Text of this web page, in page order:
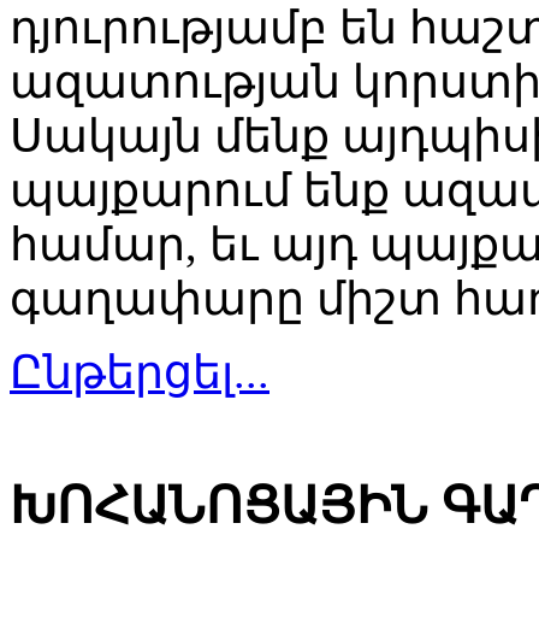
դյուրությամբ են
ազատության
Սակայն մենք
պայքարում ենք
համար, եւ այդ
գաղափարը միշտ
Ընթերցել...
ԽՈՀԱՆՈՑԱՅԻՆ